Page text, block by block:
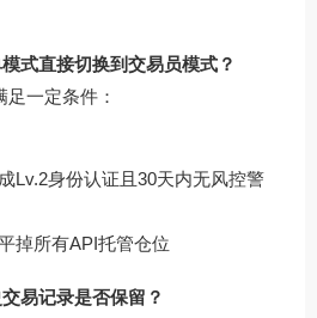
式直接切换到交易员模式？
一定条件：
Lv.2身份认证且30天内无风控警
掉所有API托管仓位
易记录是否保留？